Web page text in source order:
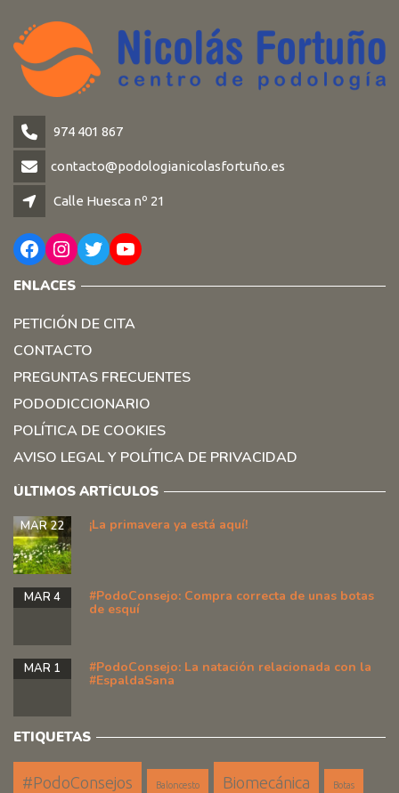
974 401 867
contacto@podologianicolasfortuño.es
Calle Huesca nº 21
Facebook
Instagram
TwitterYouTube
ENLACES
PETICIÓN DE CITA
CONTACTO
PREGUNTAS FRECUENTES
PODODICCIONARIO
POLÍTICA DE COOKIES
AVISO LEGAL Y POLÍTICA DE PRIVACIDAD
ÚLTIMOS ARTÍCULOS
¡La primavera ya está aquí!
MAR 22
#PodoConsejo: Compra correcta de unas botas
de esquí
MAR 4
#PodoConsejo: La natación relacionada con la
#EspaldaSana
MAR 1
ETIQUETAS
#PodoConsejos Baloncesto Biomecánica Botas